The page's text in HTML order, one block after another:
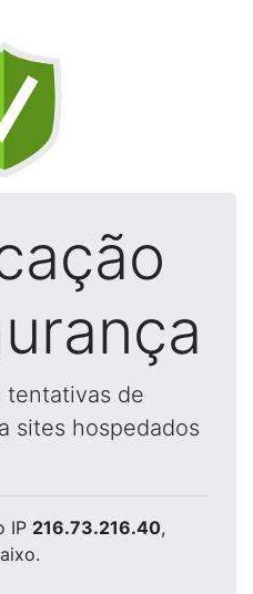
tentativas de
sites hospedados
IP 216.73.216.40,